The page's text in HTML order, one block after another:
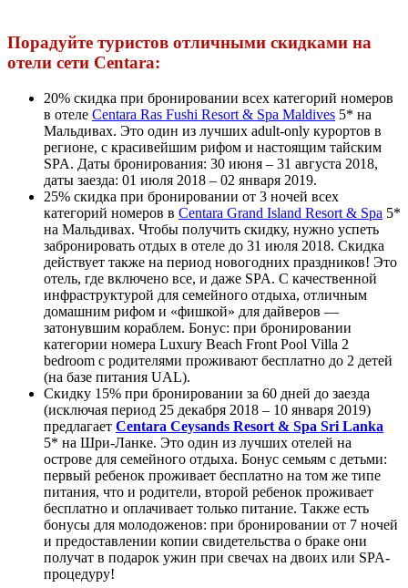
Порадуйте туристов отличными скидками на
отели сети Centara:
20% скидка при бронировании всех категорий номеров
в отеле Centara Ras Fushi Resort & Spa Maldives 5* на
Мальдивах. Это один из лучших adult-only курортов в
регионе, с красивейшим рифом и настоящим тайским
SPA. Даты бронирования: 30 июня – 31 августа 2018,
даты заезда: 01 июля 2018 – 02 января 2019.
25% скидка при бронировании от 3 ночей всех
категорий номеров в Centara Grand Island Resort & Spa 5*
на Мальдивах. Чтобы получить скидку, нужно успеть
забронировать отдых в отеле до 31 июля 2018. Скидка
действует также на период новогодних праздников! Это
отель, где включено все, и даже SPA. С качественной
инфраструктурой для семейного отдыха, отличным
домашним рифом и «фишкой» для дайверов —
затонувшим кораблем. Бонус: при бронировании
категории номера Luxury Beach Front Pool Villa 2
bedroom с родителями проживают бесплатно до 2 детей
(на базе питания UAL).
Скидку 15% при бронировании за 60 дней до заезда
(исключая период 25 декабря 2018 – 10 января 2019)
предлагает Centara Ceysands Resort & Spa Sri Lanka
5* на Шри-Ланке. Это один из лучших отелей на
острове для семейного отдыха. Бонус семьям с детьми:
первый ребенок проживает бесплатно на том же типе
питания, что и родители, второй ребенок проживает
бесплатно и оплачивает только питание. Также есть
бонусы для молодоженов: при бронировании от 7 ночей
и предоставлении копии свидетельства о браке они
получат в подарок ужин при свечах на двоих или SPA-
процедуру!